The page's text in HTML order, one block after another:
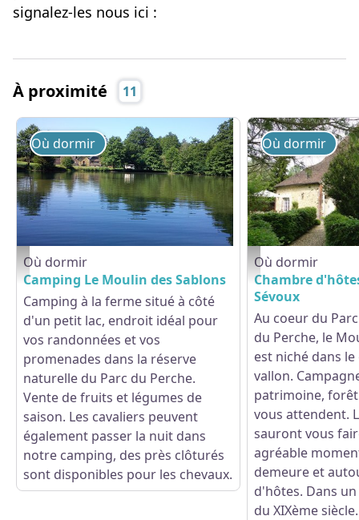
signalez-les nous ici :
À proximité 11
Moulin-des-Sablons-1 800x600 - © Camping Le Moulin des Sablons
Où dormir
Où dormir
Camping Le Moulin des Sablons
Camping à la ferme situé à côté
d'un petit lac, endroit idéal pour
vos randonnées et vos
promenades dans la réserve
naturelle du Parc du Perche.
Vente de fruits et légumes de
saison. Les cavaliers peuvent
également passer la nuit dans
notre camping, des près clôturés
sont disponibles pour les chevaux.
Le Moulin de Sévoux -
Où dormir
Où dormir
Chambre
Sévoux
Au coeur du
du Perche, le
est niché dans
vallon.
patrimoine,
vous attendent.
sauront vous
agréable
demeure et
d'hôtes. Dans
du XIXème